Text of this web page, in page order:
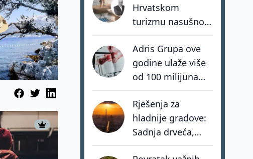
Hrvatskom
turizmu nasušno
nedostaju
hrabrost, stav i -
akcija
Adris Grupa ove
godine ulaže više
od 100 milijuna
eura u turistički
portfelj
Rješenja za
hladnije gradove:
Sadnja drveća,
zeleni krovovi i